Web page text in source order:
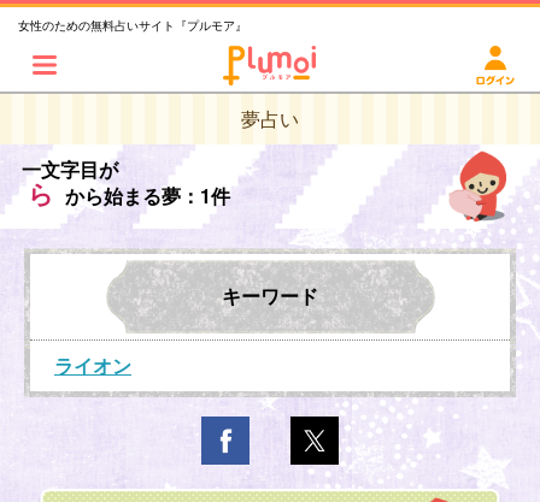
女性のための無料占いサイト『プルモア』
夢占い
一文字目が
ら から始まる夢：1件
キーワード
ライオン